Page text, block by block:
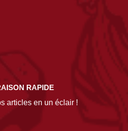
RAPIDE
articles en un éclair !